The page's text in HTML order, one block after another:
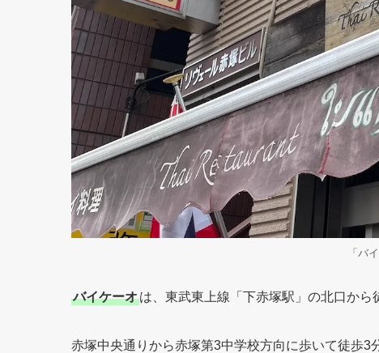
「バ
バイケーオは、東武東上線「下赤塚駅」の北口から
赤塚中央通りから赤塚第3中学校方向に歩いて徒歩3